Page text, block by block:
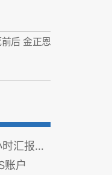
后 金正恩
报动向
账户